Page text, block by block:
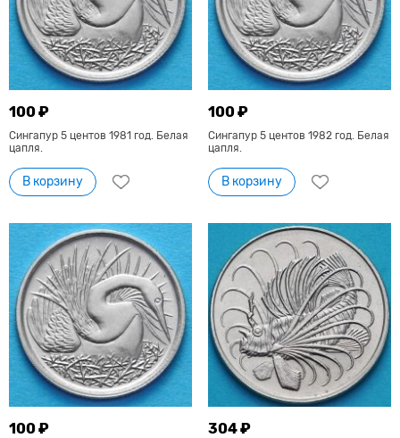
100 ₽
Сингапур 5 центов 1981 год. Белая
цапля.
В корзину
100 ₽
Сингапур 5 центов 1982 год. Белая
цапля.
В корзину
100 ₽ 304 ₽